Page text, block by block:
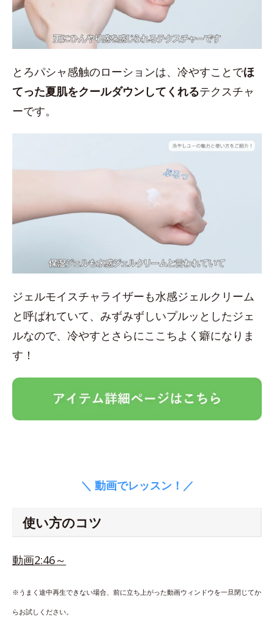
とろパシャ感触のローションは、冷やすことでほ
てった夏肌をクールダウンしてくれるテクスチャ
ーです。
ジェルモイスチャライザーも水感ジェルクリーム
と呼ばれていて、みずみずしいプルッとしたジェ
ルなので、冷やすとさらにここちよく癖になりま
す！
＼ 動画でレッスン！／
使い方のコツ
動画2:46～
※うまく途中再生できない場合、前に立ち上がった動画ウィンドウを一旦閉じてか
らお試しください。